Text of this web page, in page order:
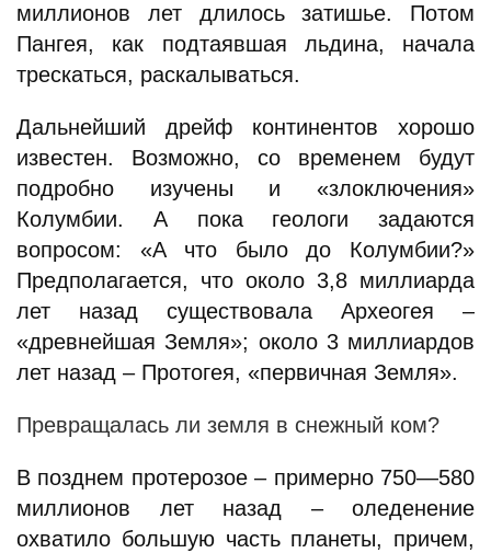
миллионов лет длилось затишье. Потом
Пангея, как подтаявшая льдина, начала
трескаться, раскалываться.
Дальнейший дрейф континентов хорошо
известен. Возможно, со временем будут
подробно изучены и «злоключения»
Колумбии. А пока геологи задаются
вопросом: «А что было до Колумбии?»
Предполагается, что около 3,8 миллиарда
лет назад существовала Археогея –
«древнейшая Земля»; около 3 миллиардов
лет назад – Протогея, «первичная Земля».
Превращалась ли земля в снежный ком?
В позднем протерозое – примерно 750—580
миллионов лет назад – оледенение
охватило большую часть планеты, причем,